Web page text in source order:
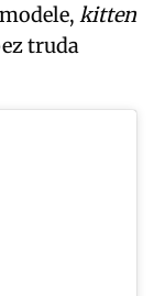
kitten
truda